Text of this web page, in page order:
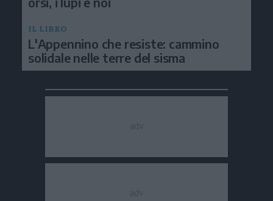
IL LIBRO
L'Appennino che resiste: cammino
solidale nelle terre del sisma